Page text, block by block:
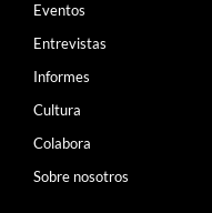
Eventos
Entrevistas
Informes
Cultura
Colabora
Sobre nosotros